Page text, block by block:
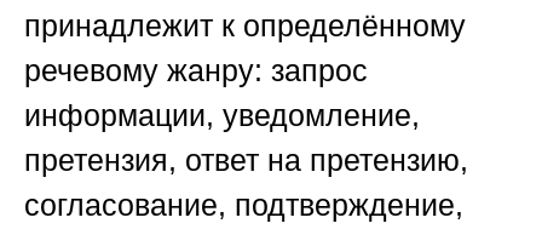
принадлежит к определённому
речевому жанру: запрос
информации, уведомление,
претензия, ответ на претензию,
согласование, подтверждение,